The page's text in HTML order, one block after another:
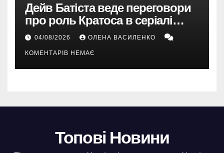
Дейв Батіста веде переговори
про роль Кратоса в серіалі
«God of War» від Amazon
04/08/2026 ОЛЕНА ВАСИЛЕНКО
КОМЕНТАРІВ НЕМАЄ
Топові Новини